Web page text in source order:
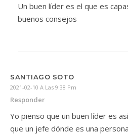
Un buen líder es el que es
buenos consejos
SANTIAGO SOTO
2021-02-10 A Las 9:38 Pm
Responder
Yo pienso que un buen líder es
que un jefe dónde es una